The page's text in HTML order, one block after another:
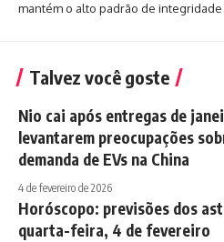
mantém o alto padrão de
Talvez você goste
Nio cai após entregas de
levantarem preocupações
demanda de EVs na China
4 de fevereiro de 2026
Horóscopo: previsões dos
quarta-feira, 4 de fevereiro